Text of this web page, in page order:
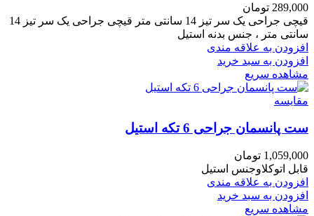
289,000 تومان
قیچی جراحی یک سر تیز 14 سانتی متر قیچی جراحی یک سر تیز 14
سانتی متر ، جنس بدنه استیل
افزودن به علاقه مندی
افزودن به سبد خرید
مشاهده سریع
مقایسه
ست پانسمان جراحی 6 تکه استیل
1,059,000 تومان
قابل اتوکلاوجنس استیل
افزودن به علاقه مندی
افزودن به سبد خرید
مشاهده سریع